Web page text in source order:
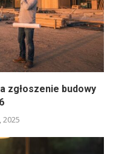
zgłoszenie budowy